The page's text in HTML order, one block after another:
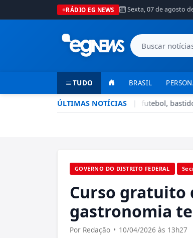
RÁDIO EG NEWS Sexta, 07 de agosto
TUDO BRASIL
ÚLTIMAS NOTÍCIAS |
recebe Sérgio Lisboa, o "Serjão": futebol,
GOVERNO DO DISTRITO FEDERAL
Curso gratuito
gastronomia
Por Redação • 10/04/2026 às 13h27